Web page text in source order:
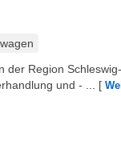
Region
und - ...
[